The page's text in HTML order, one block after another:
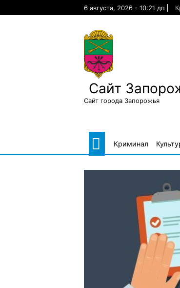
6 августа, 2026 - 10:21 дп
Сайт
Сайт города Запорожья
Криминал